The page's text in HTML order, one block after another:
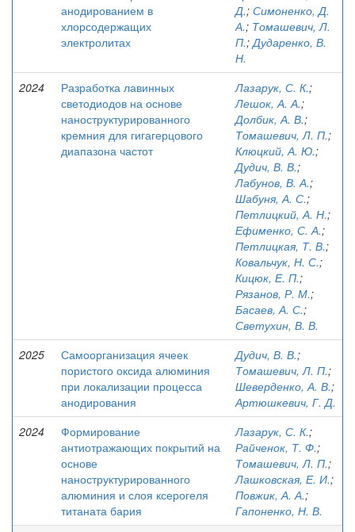
анодированием в
хлорсодержащих
электролитах
Д.; Симоненко, Д.
А.; Томашевич, Л.
П.;Дударенко, В.
Н.
2024
Разработка лавинных
светодиодов на основе
наноструктурированного
кремния для гигагерцового
диапазона частот
Лазарук, С. К.;
Лешок, А. А.;
Долбик, А. В.;
Томашевич, Л. П.;
Клюцкий, А. Ю.;
Дудич, В. В.;
Лабунов, В. А.;
Шабуня, А. С.;
Петлицкий, А. Н.;
Ефименко, С. А.;
Петлицкая, Т. В.;
Ковальчук, Н. С.;
Кицюк, Е. П.;
Рязанов, Р. М.;
Басаев, А. С.;
Светухин, В. В.
2025
Самоорганизация ячеек
пористого оксида алюминия
при локализации процесса
анодирования
Дудич, В. В.;
Томашевич, Л. П.;
Шеверденко, А. В.;
Артюшкевич, Г. Д.
2024
Формирование
антиотражающих покрытий на
основе
наноструктурированного
алюминия и слоя ксерогеля
титаната бария
Лазарук, С. К.;
Райченок, Т. Ф.;
Томашевич, Л. П.;
Лашковская, Е. И.;
Повжик, А. А.;
Гапоненко, Н. В.